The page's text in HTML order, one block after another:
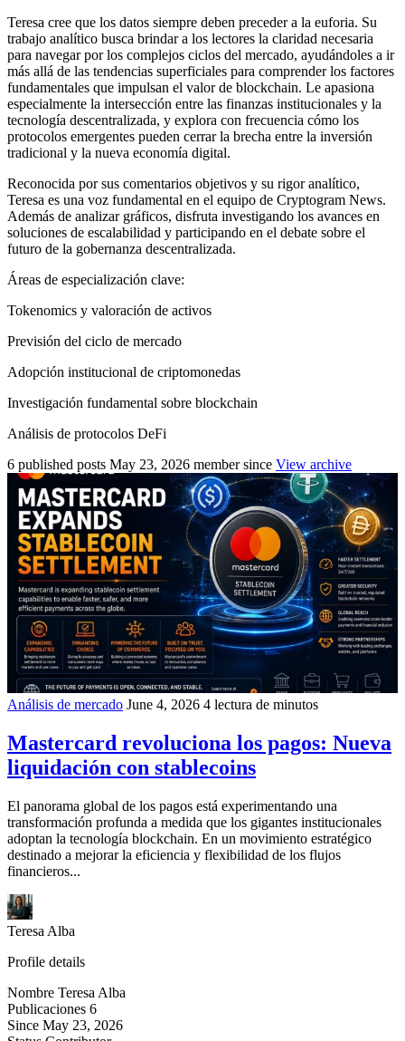
Teresa cree que los datos siempre deben preceder a la euforia. Su
trabajo analítico busca brindar a los lectores la claridad necesaria
para navegar por los complejos ciclos del mercado, ayudándoles a ir
más allá de las tendencias superficiales para comprender los factores
fundamentales que impulsan el valor de blockchain. Le apasiona
especialmente la intersección entre las finanzas institucionales y la
tecnología descentralizada, y explora con frecuencia cómo los
protocolos emergentes pueden cerrar la brecha entre la inversión
tradicional y la nueva economía digital.
Reconocida por sus comentarios objetivos y su rigor analítico,
Teresa es una voz fundamental en el equipo de Cryptogram News.
Además de analizar gráficos, disfruta investigando los avances en
soluciones de escalabilidad y participando en el debate sobre el
futuro de la gobernanza descentralizada.
Áreas de especialización clave:
Tokenomics y valoración de activos
Previsión del ciclo de mercado
Adopción institucional de criptomonedas
Investigación fundamental sobre blockchain
Análisis de protocolos DeFi
6 published posts May 23, 2026 member since View archive
Análisis de mercado June 4, 2026 4 lectura de minutos
Mastercard revoluciona los pagos: Nueva
liquidación con stablecoins
El panorama global de los pagos está experimentando una
transformación profunda a medida que los gigantes institucionales
adoptan la tecnología blockchain. En un movimiento estratégico
destinado a mejorar la eficiencia y flexibilidad de los flujos
financieros...
Teresa Alba
Profile details
Nombre Teresa Alba
Publicaciones 6
Since May 23, 2026